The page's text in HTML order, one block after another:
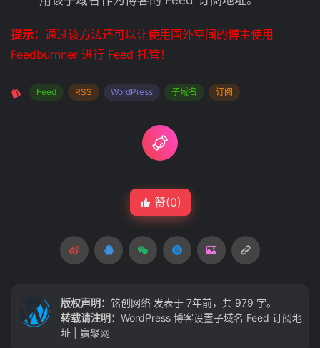
提示： 通过该方法还可以让使用国外空间的博主使用
Feedburnner 进行 Feed 托管！
Feed RSS WordPress 子域名 订阅
赞(0)
版权声明： 铭创网络 发表于 7年前，共 979 字。
转载请注明： WordPress 博客设置子域名 Feed 订阅地
址 | 赢聚网